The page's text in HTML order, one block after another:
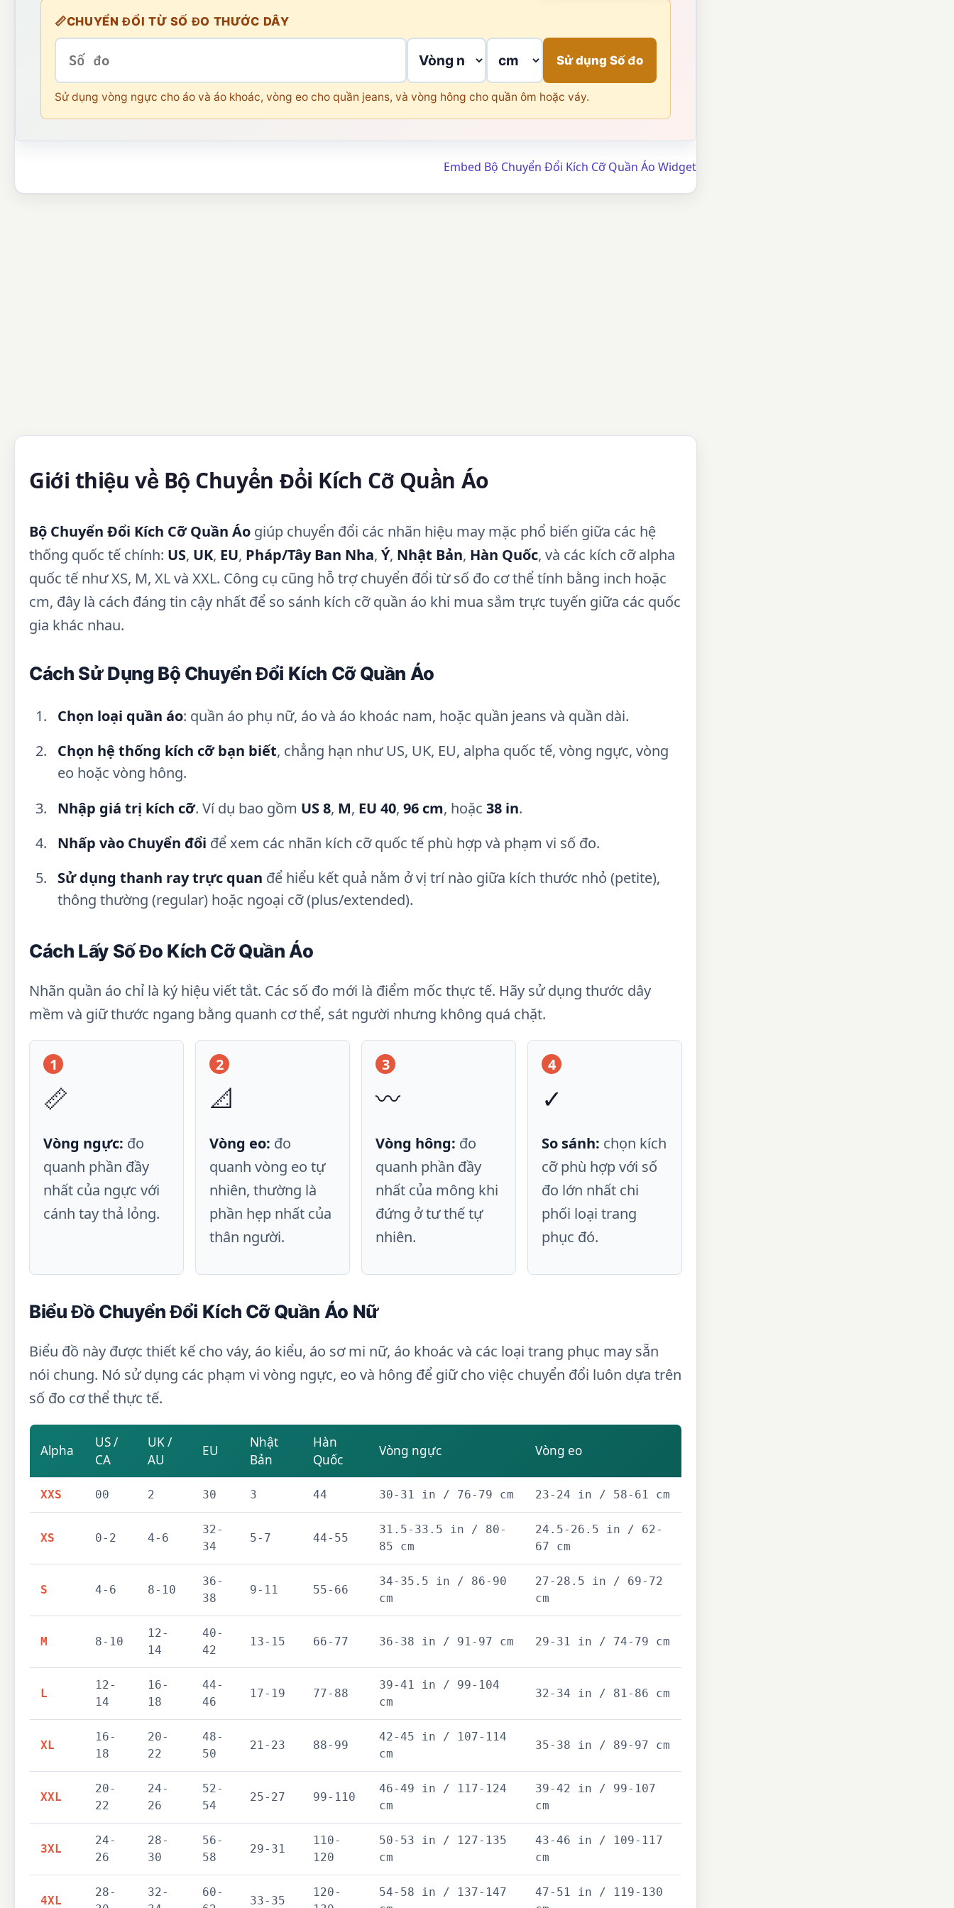
📏CHUYỂN ĐỔI TỪ SỐ ĐO THƯỚC DÂY
Sử dụng Số đo
Sử dụng vòng ngực cho áo và áo khoác, vòng eo cho quần jeans, và vòng hông cho quần ôm hoặc váy.
Embed Bộ Chuyển Đổi Kích Cỡ Quần Áo Widget
Giới thiệu về Bộ Chuyển Đổi Kích Cỡ Quần Áo
Bộ Chuyển Đổi Kích Cỡ Quần Áo giúp chuyển đổi các nhãn hiệu may mặc phổ biến giữa các hệ
thống quốc tế chính: US, UK, EU, Pháp/Tây Ban Nha, Ý, Nhật Bản, Hàn Quốc, và các kích cỡ alpha
quốc tế như XS, M, XL và XXL. Công cụ cũng hỗ trợ chuyển đổi từ số đo cơ thể tính bằng inch hoặc
cm, đây là cách đáng tin cậy nhất để so sánh kích cỡ quần áo khi mua sắm trực tuyến giữa các quốc
gia khác nhau.
Cách Sử Dụng Bộ Chuyển Đổi Kích Cỡ Quần Áo
Chọn loại quần áo: quần áo phụ nữ, áo và áo khoác nam, hoặc quần jeans và quần dài.
Chọn hệ thống kích cỡ bạn biết, chẳng hạn như US, UK, EU, alpha quốc tế, vòng ngực, vòng
eo hoặc vòng hông.
Nhập giá trị kích cỡ. Ví dụ bao gồm US 8, M, EU 40, 96 cm, hoặc 38 in.
Nhấp vào Chuyển đổi để xem các nhãn kích cỡ quốc tế phù hợp và phạm vi số đo.
Sử dụng thanh ray trực quan để hiểu kết quả nằm ở vị trí nào giữa kích thước nhỏ (petite),
thông thường (regular) hoặc ngoại cỡ (plus/extended).
Cách Lấy Số Đo Kích Cỡ Quần Áo
Nhãn quần áo chỉ là ký hiệu viết tắt. Các số đo mới là điểm mốc thực tế. Hãy sử dụng thước dây
mềm và giữ thước ngang bằng quanh cơ thể, sát người nhưng không quá chặt.
1
📏
Vòng ngực: đo
quanh phần đầy
nhất của ngực với
cánh tay thả lỏng.
2
📐
Vòng eo: đo
quanh vòng eo tự
nhiên, thường là
phần hẹp nhất của
thân người.
3
〰️
Vòng hông: đo
quanh phần đầy
nhất của mông khi
đứng ở tư thế tự
nhiên.
4
✓
So sánh: chọn kích
cỡ phù hợp với số
đo lớn nhất chi
phối loại trang
phục đó.
Biểu Đồ Chuyển Đổi Kích Cỡ Quần Áo Nữ
Biểu đồ này được thiết kế cho váy, áo kiểu, áo sơ mi nữ, áo khoác và các loại trang phục may sẵn
nói chung. Nó sử dụng các phạm vi vòng ngực, eo và hông để giữ cho việc chuyển đổi luôn dựa trên
số đo cơ thể thực tế.
Alpha
US /
CA
UK /
AU
EU
Nhật
Bản
Hàn
Quốc
Vòng ngực Vòng eo
XXS 00 2 30 3 44 30-31 in / 76-79 cm 23-24 in / 58-61 cm
XS 0-2 4-6
32-
34
5-7 44-55
31.5-33.5 in / 80-
85 cm
24.5-26.5 in / 62-
67 cm
S 4-6 8-10
36-
38
9-11 55-66
34-35.5 in / 86-90
cm
27-28.5 in / 69-72
cm
M 8-10
12-
14
40-
42
13-15 66-77 36-38 in / 91-97 cm 29-31 in / 74-79 cm
L
12-
14
16-
18
44-
46
17-19 77-88
39-41 in / 99-104
cm
32-34 in / 81-86 cm
XL
16-
18
20-
22
48-
50
21-23 88-99
42-45 in / 107-114
cm
35-38 in / 89-97 cm
XXL
20-
22
24-
26
52-
54
25-27 99-110
46-49 in / 117-124
cm
39-42 in / 99-107
cm
3XL
24-
26
28-
30
56-
58
29-31
110-
120
50-53 in / 127-135
cm
43-46 in / 109-117
cm
4XL
28-
32-
60-
33-35
120-
54-58 in / 137-147
47-51 in / 119-130